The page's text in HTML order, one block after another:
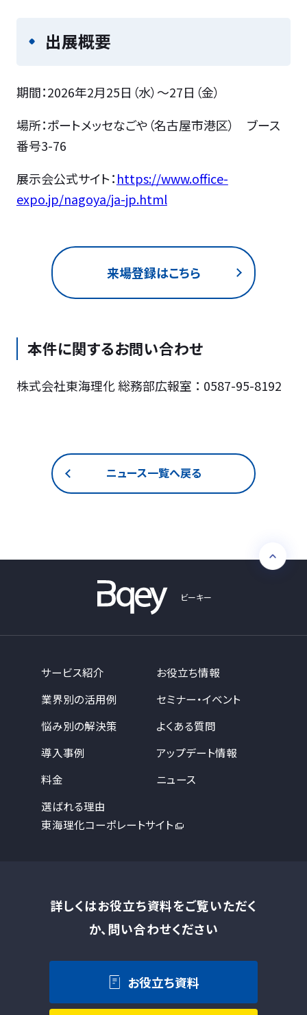
出展概要
期間：2026年2月25日（水）～27日（金）
場所：ポートメッセなごや（名古屋市港区） ブース
番号3-76
展示会公式サイト：https://www.office-
expo.jp/nagoya/ja-jp.html
来場登録はこちら
本件に関するお問い合わせ
株式会社東海理化 総務部広報室 ： 0587-95-8192
ニュース一覧へ戻る
ビーキー
サービス紹介
お役立ち情報
業界別の活用例
セミナー・イベント
悩み別の解決策
よくある質問
導入事例
アップデート情報
料金
ニュース
選ばれる理由
東海理化コーポレートサイト
詳しくはお役立ち資料をご覧いただく
か、問い合わせください
お役立ち資料